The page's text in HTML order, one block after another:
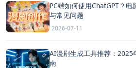
PC端如何使用ChatGPT？
与常见问题
2026-07-11
AI漫剧生成工具推荐：2025
南